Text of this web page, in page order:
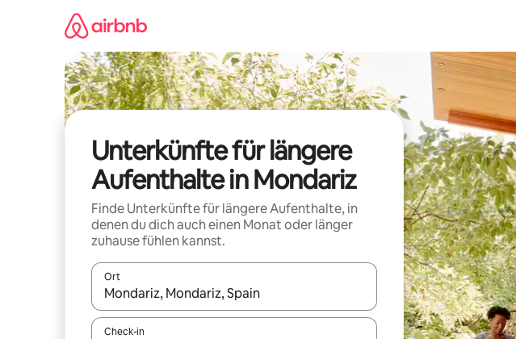
Unterkünfte für längere
Aufenthalte in Mondariz
Finde Unterkünfte für längere Aufenthalte, in
denen du dich auch einen Monat oder länger
zuhause fühlen kannst.
Ort
Wenn Ergebnisse verfügbar sind, navigiere mit den Pfeiltasten nach oben und
Check-in